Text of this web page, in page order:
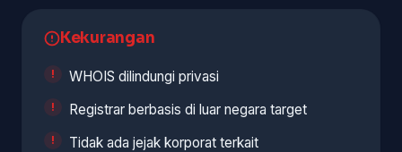
Kekurangan
WHOIS dilindungi privasi
Registrar berbasis di luar negara target
Tidak ada jejak korporat terkait